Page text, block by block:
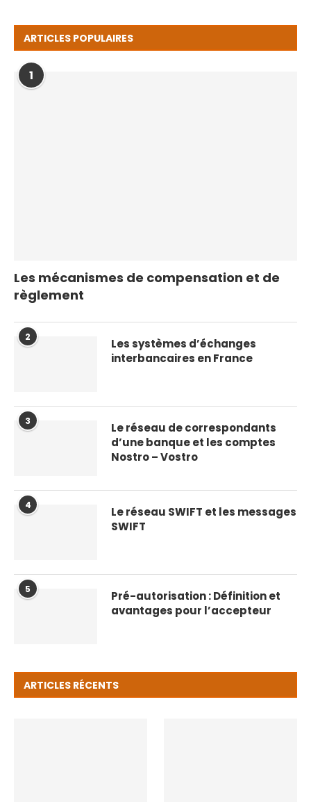
ARTICLES POPULAIRES
1
Les mécanismes de compensation et de
règlement
2
Les systèmes d’échanges
interbancaires en France
3
Le réseau de correspondants
d’une banque et les comptes
Nostro – Vostro
4
Le réseau SWIFT et les messages
SWIFT
5
Pré-autorisation : Définition et
avantages pour l’accepteur
ARTICLES RÉCENTS